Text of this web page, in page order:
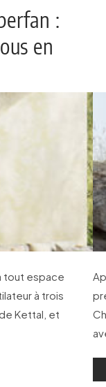
:
en
tout espace
à trois
Kettal, et